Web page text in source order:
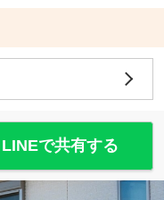
LINEで共有する